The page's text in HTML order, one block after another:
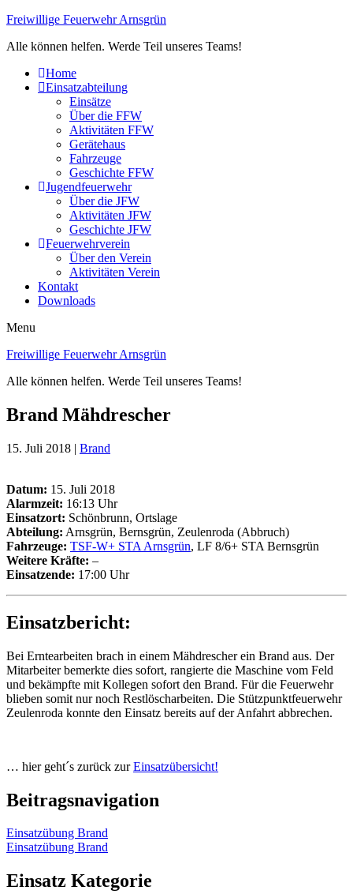
Freiwillige Feuerwehr Arnsgrün
Alle können helfen. Werde Teil unseres Teams!
Home
Einsatzabteilung
Einsätze
Über die FFW
Aktivitäten FFW
Gerätehaus
Fahrzeuge
Geschichte FFW
Jugendfeuerwehr
Über die JFW
Aktivitäten JFW
Geschichte JFW
Feuerwehrverein
Über den Verein
Aktivitäten Verein
Kontakt
Downloads
Menu
Freiwillige Feuerwehr Arnsgrün
Alle können helfen. Werde Teil unseres Teams!
Brand Mähdrescher
15. Juli 2018 | Brand
Datum: 15. Juli 2018
Alarmzeit: 16:13 Uhr
Einsatzort: Schönbrunn, Ortslage
Abteilung: Arnsgrün, Bernsgrün, Zeulenroda (Abbruch)
Fahrzeuge: TSF-W+ STA Arnsgrün, LF 8/6+ STA Bernsgrün
Weitere Kräfte: –
Einsatzende: 17:00 Uhr
Einsatzbericht:
Bei Erntearbeiten brach in einem Mähdrescher ein Brand aus. Der
Mitarbeiter bemerkte dies sofort, rangierte die Maschine vom Feld
und bekämpfte mit Kollegen sofort den Brand. Für die Feuerwehr
blieben somit nur noch Restlöscharbeiten. Die Stützpunktfeuerwehr
Zeulenroda konnte den Einsatz bereits auf der Anfahrt abbrechen.
… hier geht´s zurück zurEinsatzübersicht!
Beitragsnavigation
Einsatzübung Brand
Einsatzübung Brand
Einsatz Kategorie